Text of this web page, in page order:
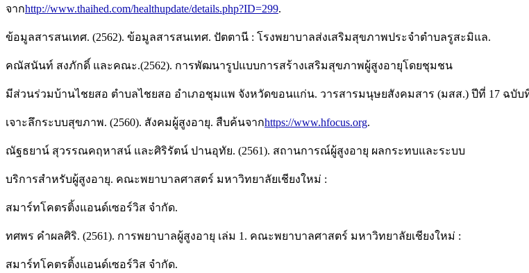
จากhttp://www.thaihed.com/healthupdate/details.php?ID=299.
ข้อมูลสารสนเทศ. (2562). ข้อมูลสารสนเทศ. ปัตตานี : โรงพยาบาลส่งเสริมสุขภาพประจำตำบลรูสะมิแล.
คณัสนันท์ สงภักดิ์ และคณะ.(2562). การพัฒนารูปแบบการสร้างเสริมสุขภาพผู้สูงอายุโดยชุมชน
มีส่วนร่วมบ้านไชยสอ ตําบลไชยสอ อําเภอชุมแพ จังหวัดขอนแก่น. วารสารมนุษยสังคมสาร (มสส.) ปีที่ 17 ฉบับ
เจาะลึกระบบสุขภาพ. (2560). สังคมผู้สูงอายุ. สืบค้นจากhttps://www.hfocus.org.
ณัฐธยาน์ สุวรรณคฤหาสน์ และศิริรัตน์ ปานอุทัย. (2561). สถานการณ์ผู้สูงอายุ ผลกระทบและระบบ
บริการสำหรับผู้สูงอายุ. คณะพยาบาลศาสตร์ มหาวิทยาลัยเชียงใหม่ :
สมาร์ทโคตรติ้งแอนด์เซอร์วิส จำกัด.
ทศพร คำผลศิริ. (2561). การพยาบาลผู้สูงอายุ เล่ม 1. คณะพยาบาลศาสตร์ มหาวิทยาลัยเชียงใหม่ :
สมาร์ทโคตรติ้งแอนด์เซอร์วิส จำกัด.